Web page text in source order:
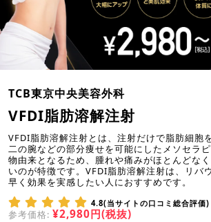
TCB東京中央美容外科
VFDI脂肪溶解注射
VFDI脂肪溶解注射とは、注射だけで脂肪細胞
二の腕などの部分痩せを可能にしたメソセラ
物由来となるため、腫れや痛みがほとんどな
いのが特徴です。VFDI脂肪溶解注射は、リバ
早く効果を実感したい人におすすめです。
4.8(当サイトの口コミ総合評価)
参考価格: ¥2,980円(税抜)